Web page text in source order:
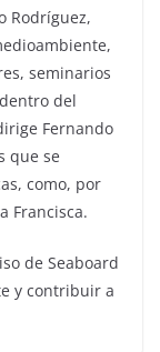
Rodríguez,
seminarios
del
Fernando
que se
como, por
Francisca.
de Seaboard
y contribuir a